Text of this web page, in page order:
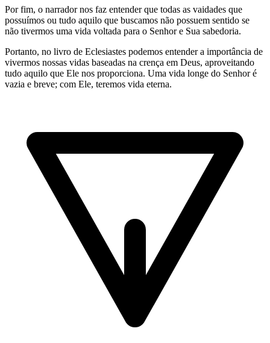
Por fim, o narrador nos faz entender que todas as vaidades que
possuímos ou tudo aquilo que buscamos não possuem sentido se
não tivermos uma vida voltada para o Senhor e Sua sabedoria.
Portanto, no livro de Eclesiastes podemos entender a importância de
vivermos nossas vidas baseadas na crença em Deus, aproveitando
tudo aquilo que Ele nos proporciona. Uma vida longe do Senhor é
vazia e breve; com Ele, teremos vida eterna.